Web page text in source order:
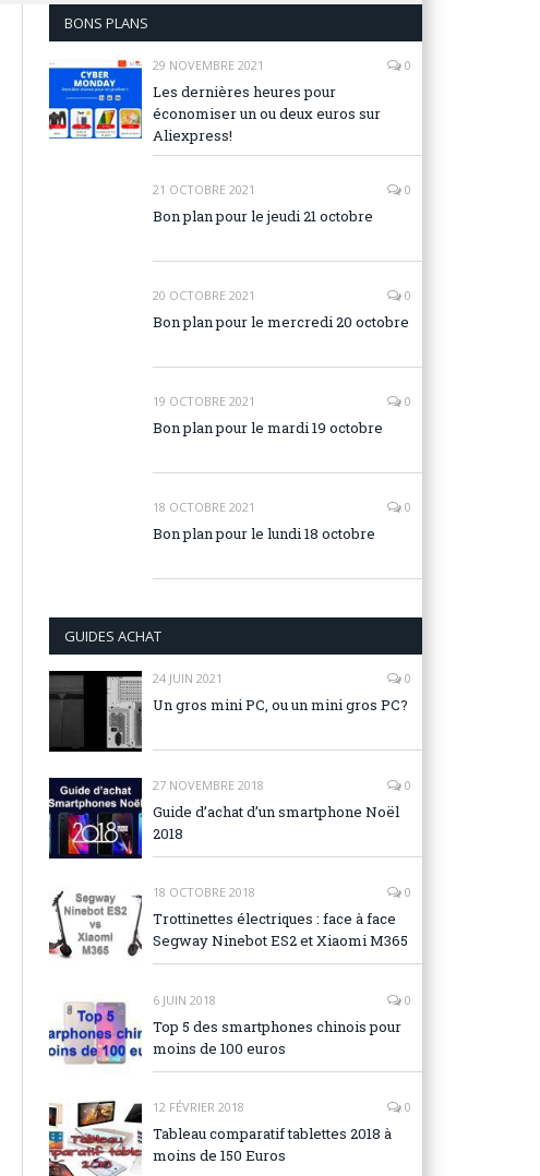
BONS PLANS
29 NOVEMBRE 2021 0
Les dernières heures pour
économiser un ou deux euros sur
Aliexpress!
21 OCTOBRE 2021 0
Bon plan pour le jeudi 21 octobre
20 OCTOBRE 2021 0
Bon plan pour le mercredi 20 octobre
19 OCTOBRE 2021 0
Bon plan pour le mardi 19 octobre
18 OCTOBRE 2021 0
Bon plan pour le lundi 18 octobre
GUIDES ACHAT
24 JUIN 2021 0
Un gros mini PC, ou un mini gros PC?
27 NOVEMBRE 2018 0
Guide d’achat d’un smartphone Noël
2018
18 OCTOBRE 2018 0
Trottinettes électriques : face à face
Segway Ninebot ES2 et Xiaomi M365
6 JUIN 2018 0
Top 5 des smartphones chinois pour
moins de 100 euros
12 FÉVRIER 2018 0
Tableau comparatif tablettes 2018 à
moins de 150 Euros